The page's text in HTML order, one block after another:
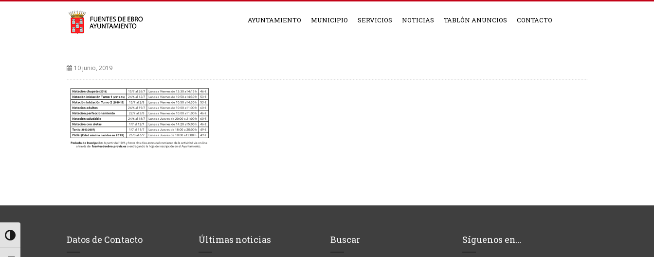
Alternar alto contraste
AYUNTAMIENTO MUNICIPIO SERVICIOS NOTICIAS TABLÓN ANUNCIOS CONTACTO
10 junio, 2019
Datos de Contacto Últimas noticias Buscar Síguenos en…